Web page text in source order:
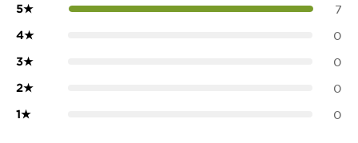
5★ 7
4★ 0
3★ 0
2★ 0
1★ 0